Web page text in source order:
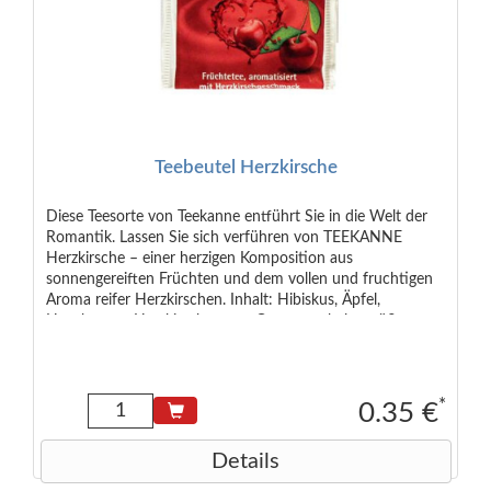
Teebeutel Herzkirsche
Diese Teesorte von Teekanne entführt Sie in die Welt der
Romantik. Lassen Sie sich verführen von TEEKANNE
Herzkirsche – einer herzigen Komposition aus
sonnengereiften Früchten und dem vollen und fruchtigen
Aroma reifer Herzkirschen. Inhalt: Hibiskus, Äpfel,
0.35 €*
Details